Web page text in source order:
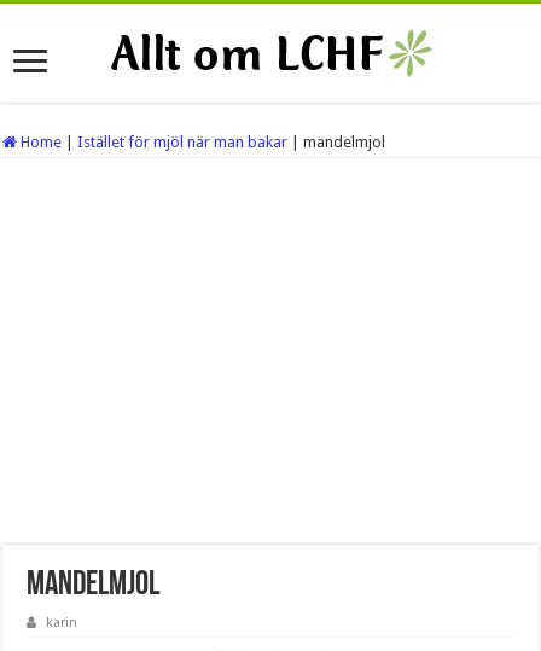
Home Istället för mjöl när man bakar mandelmjol
mandelmjol
karin